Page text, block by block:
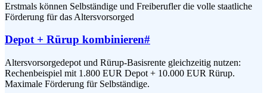
Erstmals können Selbständige und Freiberufler die volle staatliche
Förderung für das Altersvorsorged
Depot + Rürup kombinieren#
Altersvorsorgedepot und Rürup-Basisrente gleichzeitig nutzen:
Rechenbeispiel mit 1.800 EUR Depot + 10.000 EUR Rürup.
Maximale Förderung für Selbständige.